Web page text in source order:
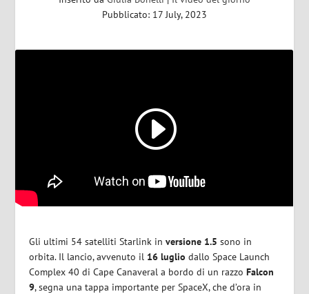
Pubblicato: 17 July, 2023
Gli ultimi 54 satelliti Starlink inversione 1.5 sono in
orbita. Il lancio, avvenuto il 16 luglio dallo Space Launch
Complex 40 di Cape Canaveral a bordo di un razzoFalcon
9, segna una tappa importante per SpaceX, che d’ora in